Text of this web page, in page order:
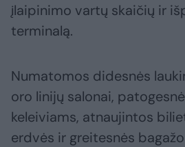
įlaipinimo vartų skaičių ir
terminalą.
Numatomos didesnės
oro linijų salonai,
keleiviams, atnaujintos
erdvės ir greitesnės